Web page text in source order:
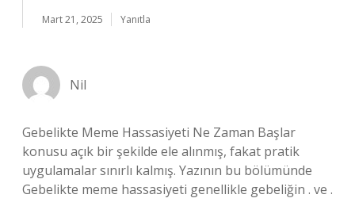
Mart 21, 2025 Yanıtla
Nil
Gebelikte Meme Hassasiyeti Ne Zaman Başlar
konusu açık bir şekilde ele alınmış, fakat pratik
uygulamalar sınırlı kalmış. Yazının bu bölümünde
Gebelikte meme hassasiyeti genellikle gebeliğin . ve .